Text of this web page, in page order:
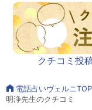
クチコミ投
電話占いヴェルニTOP
明浄先生のクチコミ